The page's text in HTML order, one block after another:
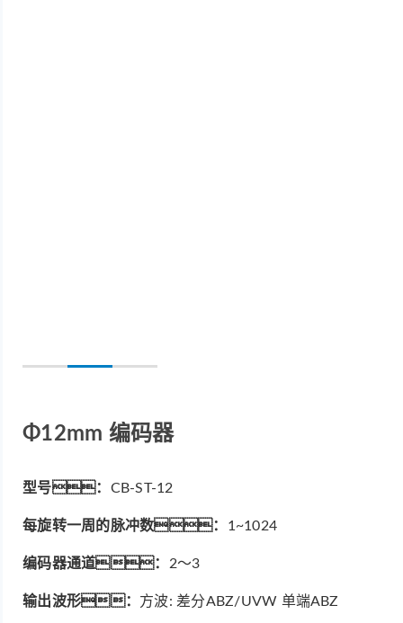
Φ12mm 编码器
型号： CB-ST-12
每旋转一周的脉冲数： 1~1024
编码器通道： 2～3
输出波形： 方波: 差分ABZ/UVW 单端ABZ